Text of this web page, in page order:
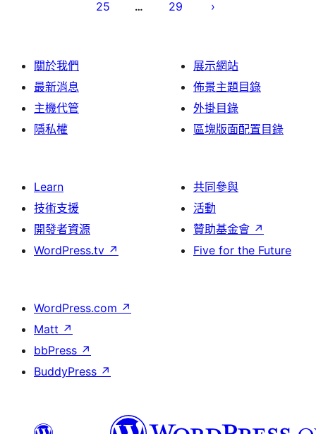
25 … 29
關於我們
最新消息
主機代管
隱私權
展示網站
佈景主題目錄
外掛目錄
區塊版面配置目錄
Learn
技術支援
開發者資源
WordPress.tv ↗
共同參與
活動
贊助基金會 ↗
Five for the Future
WordPress.com ↗
Matt ↗
bbPress ↗
BuddyPress ↗